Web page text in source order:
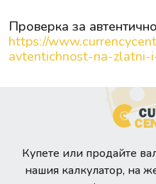
Проверка за
https://
avtentichnost-na-zlatni-
Купете или продайте
нашия калкулатор, на